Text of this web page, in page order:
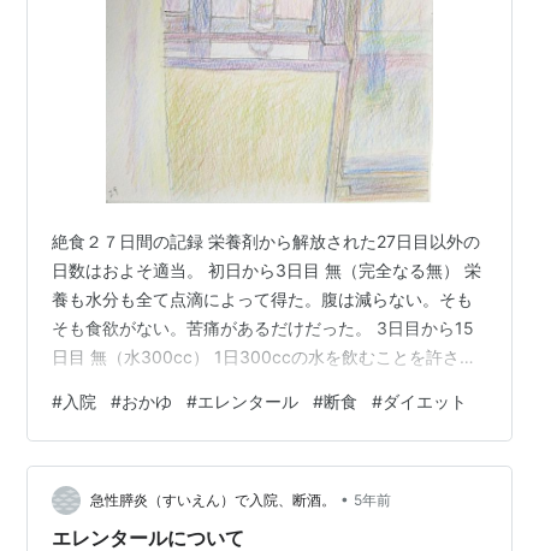
絶食２７日間の記録 栄養剤から解放された27日目以外の
日数はおよそ適当。 初日から3日目 無（完全なる無） 栄
養も水分も全て点滴によって得た。腹は減らない。そも
そも食欲がない。苦痛があるだけだった。 3日目から15
日目 無（水300cc） 1日300ccの水を飲むことを許され
朝・昼・夕に100ccずつ渡される。渡された吸い飲み
を、パイプに見立てて小粋にすするのが唯一の娯楽だっ
た。10日くらい経って、次の段階に移行するかというと
きに、空腹感があるかと聞かれたが、それももうわから
ない。 15日目から27日目 エレンタール 朝・夕の２回、
#入院 #おかゆ #エレンタール #断食 #ダイエット
急性膵炎（すいえん）で入院、断酒。 • 5年前
エレンタールについて